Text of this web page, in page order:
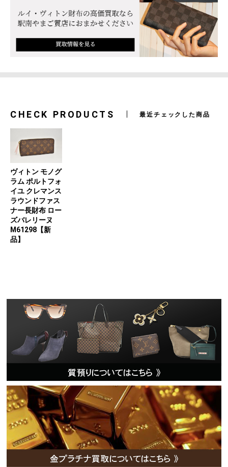
CHECK PRODUCTS 最近チェックした商品
ヴィトン モノグ
ラム ポルトフォ
イユ クレマンス
ラウンドファス
ナー長財布 ロー
ズバレリーヌ
M61298【新
品】